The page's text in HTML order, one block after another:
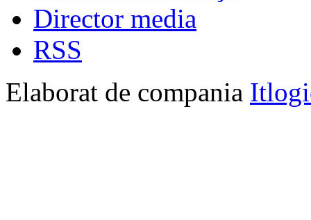
Director media
RSS
Elaborat de compania